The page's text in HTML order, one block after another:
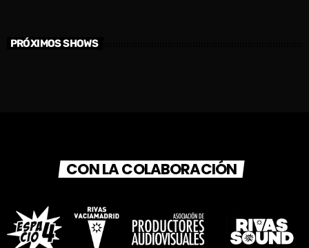
PRÓXIMOS SHOWS
CON LA COLABORACIÓN